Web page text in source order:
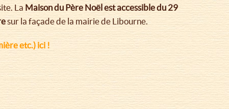
La Maison du Père Noël est accessible du 29
sur la façade de la mairie de Libourne.
etc.) ici !